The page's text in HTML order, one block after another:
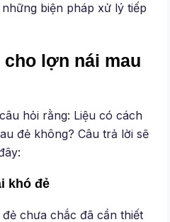
biện pháp xử lý tiếp
lợn nái mau
hỏi rằng: Liệu có cách
đẻ không? Câu trả lời sẽ
khó đẻ
chưa chắc đã cần thiết